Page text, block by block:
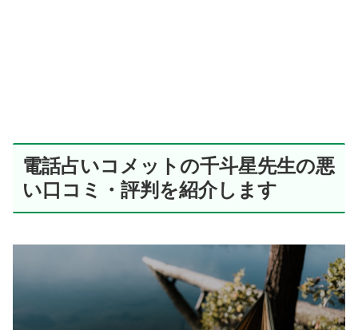
電話占いコメットの千斗星先生の悪
い口コミ・評判を紹介します